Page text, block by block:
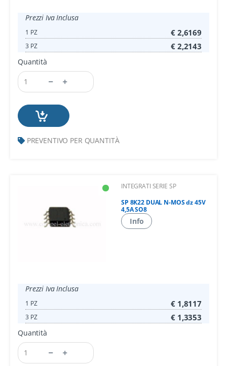
Prezzi Iva Inclusa
1 PZ € 2,6169
3 PZ € 2,2143
Quantità
PREVENTIVO PER QUANTITÀ
INTEGRATI SERIE SP
SP 8K22 DUAL N-MOS dz 45V
4,5A SO8
Info
Prezzi Iva Inclusa
1 PZ € 1,8117
3 PZ € 1,3353
Quantità